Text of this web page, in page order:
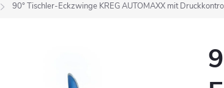
90° Tischler-Eckzwinge KREG AUTOMAXX mit